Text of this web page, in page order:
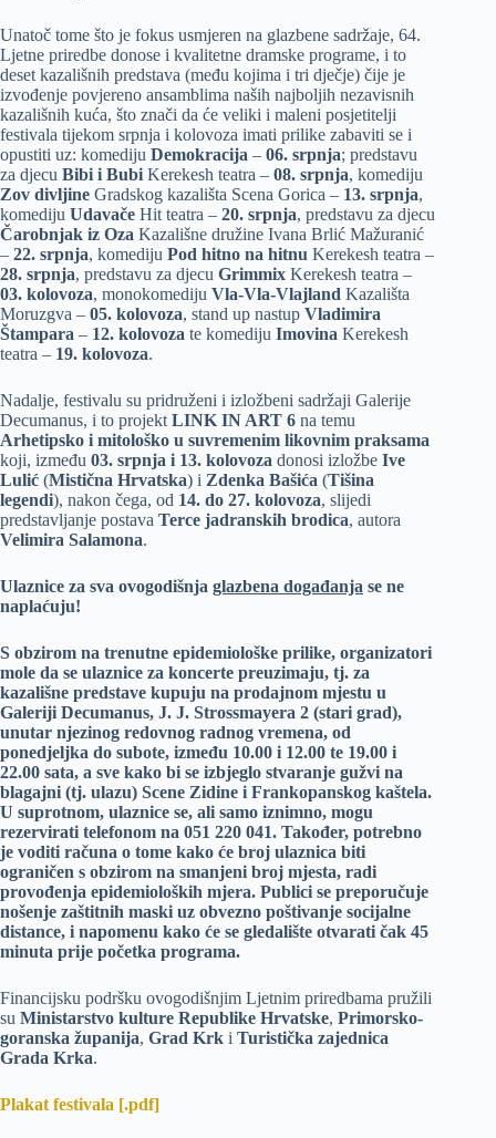
Unatoč tome što je fokus usmjeren na glazbene sadržaje, 64.
Ljetne priredbe donose i kvalitetne dramske programe, i to
deset kazališnih predstava (među kojima i tri dječje) čije je
izvođenje povjereno ansamblima naših najboljih nezavisnih
kazališnih kuća, što znači da će veliki i maleni posjetitelji
festivala tijekom srpnja i kolovoza imati prilike zabaviti se i
opustiti uz: komediju Demokracija – 06. srpnja; predstavu
za djecu Bibi i Bubi Kerekesh teatra – 08. srpnja, komediju
Zov divljine Gradskog kazališta Scena Gorica – 13. srpnja,
komediju Udavače Hit teatra – 20. srpnja, predstavu za djecu
Čarobnjak iz Oza Kazališne družine Ivana Brlić Mažuranić
– 22. srpnja, komediju Pod hitno na hitnu Kerekesh teatra –
28. srpnja, predstavu za djecu Grimmix Kerekesh teatra –
03. kolovoza, monokomediju Vla-Vla-Vlajland Kazališta
Moruzgva – 05. kolovoza, stand up nastup Vladimira
Štampara – 12. kolovoza te komediju Imovina Kerekesh
teatra – 19. kolovoza.
Nadalje, festivalu su pridruženi i izložbeni sadržaji Galerije
Decumanus, i to projekt LINK IN ART 6 na temu
Arhetipsko i mitološko u suvremenim likovnim praksama
koji, između 03. srpnja i 13. kolovoza donosi izložbe Ive
Lulić (Mistična Hrvatska) i Zdenka Bašića (Tišina
legendi), nakon čega, od 14. do 27. kolovoza, slijedi
predstavljanje postava Terce jadranskih brodica, autora
Velimira Salamona.
Ulaznice za sva ovogodišnja glazbena događanja se ne
naplaćuju!
S obzirom na trenutne epidemiološke prilike, organizatori
mole da se ulaznice za koncerte preuzimaju, tj. za
kazališne predstave kupuju na prodajnom mjestu u
Galeriji Decumanus, J. J. Strossmayera 2 (stari grad),
unutar njezinog redovnog radnog vremena, od
ponedjeljka do subote, između 10.00 i 12.00 te 19.00 i
22.00 sata, a sve kako bi se izbjeglo stvaranje gužvi na
blagajni (tj. ulazu) Scene Zidine i Frankopanskog kaštela.
U suprotnom, ulaznice se, ali samo iznimno, mogu
rezervirati telefonom na 051 220 041. Također, potrebno
je voditi računa o tome kako će broj ulaznica biti
ograničen s obzirom na smanjeni broj mjesta, radi
provođenja epidemioloških mjera. Publici se preporučuje
nošenje zaštitnih maski uz obvezno poštivanje socijalne
distance, i napomenu kako će se gledalište otvarati čak 45
minuta prije početka programa.
Financijsku podršku ovogodišnjim Ljetnim priredbama pružili
su Ministarstvo kulture Republike Hrvatske, Primorsko-
goranska županija, Grad Krk i Turistička zajednica
Grada Krka.
Plakat festivala [.pdf]